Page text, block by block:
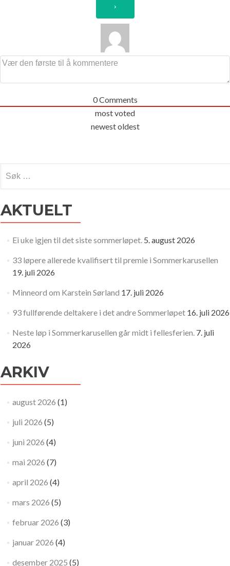
0Comments
most voted
newestoldest
etter:
AKTUELT
Ei uke igjen til det siste sommerløpet. 5. august 2026
33 løpere allerede kvalifisert til premie i Sommerkarusellen
19. juli 2026
Minneord om Karstein Sørland 17. juli 2026
93 fullførende deltakere i det andre Sommerløpet 16. juli 2026
Neste løp i Sommerkarusellen går midt i fellesferien. 7. juli
2026
ARKIV
august 2026 (1)
juli 2026 (5)
juni 2026 (4)
mai 2026 (7)
april 2026 (4)
mars 2026 (5)
februar 2026 (3)
januar 2026 (4)
desember 2025 (5)